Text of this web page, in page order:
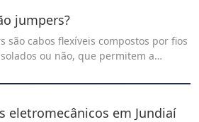
jumpers?
são cabos flexíveis compostos por fios
ou não, que permitem a
elétrico. Encontre jumpers de
eletromecânicos em Jundiaí